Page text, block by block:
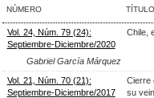
NÚMERO TÍTULO
Vol. 24, Núm. 79 (24):
Septiembre-Diciembre/2020
Chile,
Gabriel García Márquez
Vol. 21, Núm. 70 (21):
Septiembre-Diciembre/2017
Cierre
su